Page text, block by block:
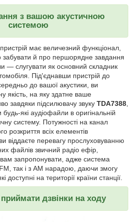
з вашою акустичною
системою
має величезний функціонал,
забувати й про першорядне завдання
— слугувати як основний складник
Під'єднавши пристрій до
до вашої акустики, ви
якість, на яку здатне ваше
завдяки підсилювачу звуку TDA7388
які аудіофайли в оригінальній
систему. Потужності на канал
розкриття всіх елементів
віддаєте перевагу прослуховуванню
файлів звичний радіо ефір,
запропонувати, адже система
так і з AM нарадою, даючи змогу
доступні на території країни станції.
дзвінки на ходу